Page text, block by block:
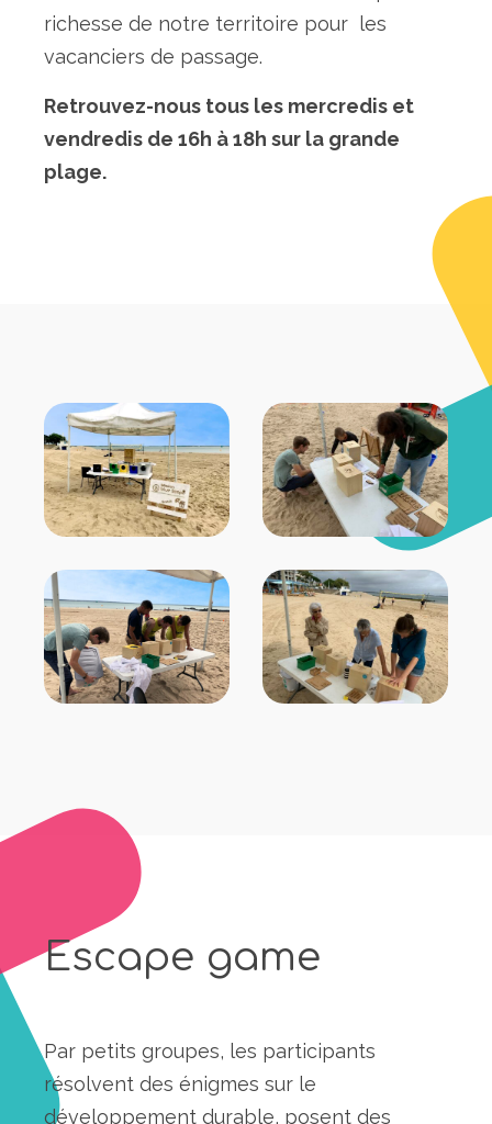
richesse de notre territoire pour
les
vacanciers de passage.
Retrouvez-nous tous les mercredis et
vendredis de 16h à 18h sur la grande
plage.
Escape game
Par petits groupes, les participants
résolvent des énigmes sur le
développement durable, posent des